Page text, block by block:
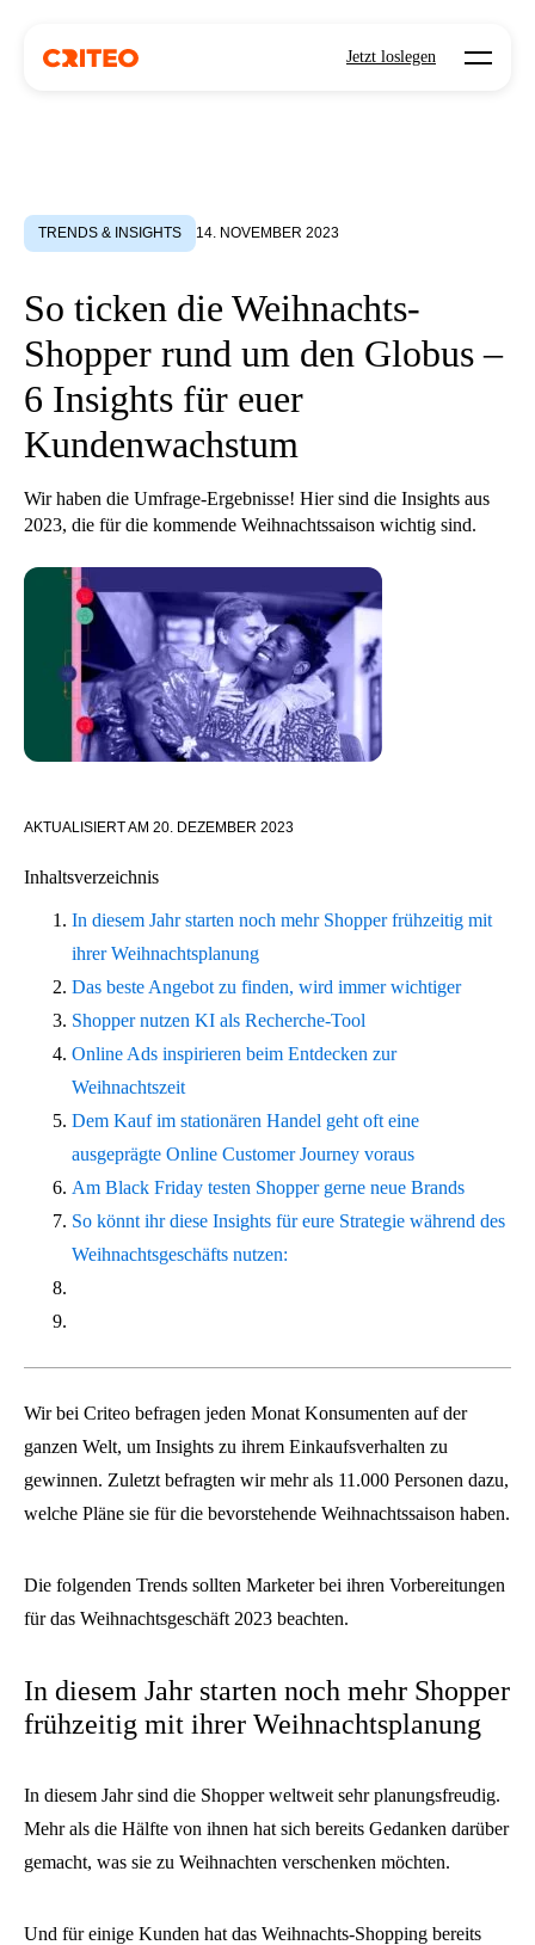
Jetzt loslegen Open
TRENDS & INSIGHTS 14. NOVEMBER 2023
So ticken die Weihnachts-
Shopper rund um den Globus –
6 Insights für euer
Kundenwachstum
Wir haben die Umfrage-Ergebnisse! Hier sind die Insights aus
2023, die für die kommende Weihnachtssaison wichtig sind.
AKTUALISIERT AM 20. DEZEMBER 2023
Inhaltsverzeichnis
In diesem Jahr starten noch mehr Shopper frühzeitig mit
ihrer Weihnachtsplanung
Das beste Angebot zu finden, wird immer wichtiger
Shopper nutzen KI als Recherche-Tool
Online Ads inspirieren beim Entdecken zur
Weihnachtszeit
Dem Kauf im stationären Handel geht oft eine
ausgeprägte Online Customer Journey voraus
Am Black Friday testen Shopper gerne neue Brands
So könnt ihr diese Insights für eure Strategie während des
Weihnachtsgeschäfts nutzen:
Wir bei Criteo befragen jeden Monat Konsumenten auf der
ganzen Welt, um Insights zu ihrem Einkaufsverhalten zu
gewinnen. Zuletzt befragten wir mehr als 11.000 Personen dazu,
welche Pläne sie für die bevorstehende Weihnachtssaison haben.
Die folgenden Trends sollten Marketer bei ihren Vorbereitungen
für das Weihnachtsgeschäft 2023 beachten.
In diesem Jahr starten noch mehr Shopper
frühzeitig mit ihrer Weihnachtsplanung
In diesem Jahr sind die Shopper weltweit sehr planungsfreudig.
Mehr als die Hälfte von ihnen hat sich bereits Gedanken darüber
gemacht, was sie zu Weihnachten verschenken möchten.
Und für einige Kunden hat das Weihnachts-Shopping bereits